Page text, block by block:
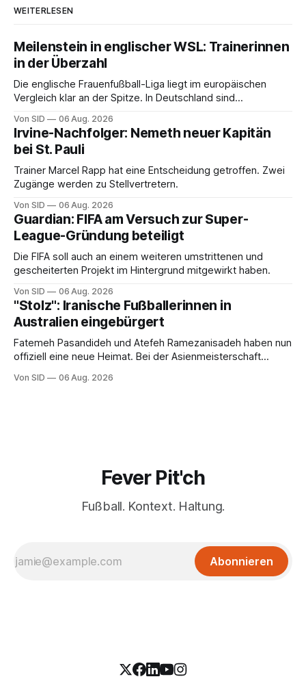
WEITERLESEN
Meilenstein in englischer WSL: Trainerinnen
in der Überzahl
Die englische Frauenfußball-Liga liegt im europäischen
Vergleich klar an der Spitze. In Deutschland sind
Von SID 06 Aug. 2026
Irvine-Nachfolger: Nemeth neuer Kapitän
bei St. Pauli
Trainer Marcel Rapp hat eine Entscheidung getroffen. Zwei
Zugänge werden zu Stellvertretern.
Von SID 06 Aug. 2026
Guardian: FIFA am Versuch zur Super-
League-Gründung beteiligt
Die FIFA soll auch an einem weiteren umstrittenen und
gescheiterten Projekt im Hintergrund mitgewirkt haben.
Von SID 06 Aug. 2026
"Stolz": Iranische Fußballerinnen in
Australien eingebürgert
Fatemeh Pasandideh und Atefeh Ramezanisadeh haben nun
offiziell eine neue Heimat. Bei der Asienmeisterschaft
Von SID 06 Aug. 2026
Fever Pit'ch
Fußball. Kontext. Haltung.
Abonnieren